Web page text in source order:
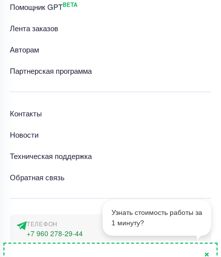
Узнать стоимость работы за
1 минуту?
Помощник GPTBETA
Лента заказов
Авторам
Партнерская программа
Контакты
Новости
Техническая поддержка
Обратная связь
ТЕЛЕФОН
+7 960 278-29-44
×